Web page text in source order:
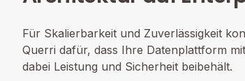
Für Skalierbarkeit und Zuverlässigkeit
Querri dafür, dass Ihre Datenplattform
dabei Leistung und Sicherheit beibehält.